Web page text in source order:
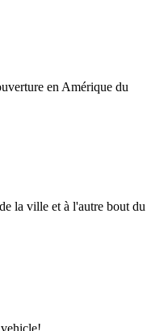
en Amérique du
la ville et à l'autre bout du